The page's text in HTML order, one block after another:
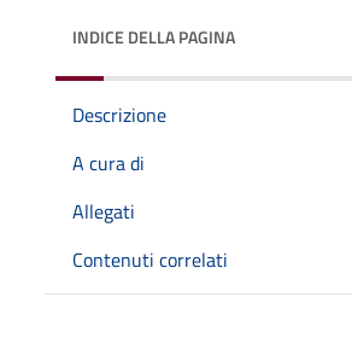
INDICE DELLA PAGINA
Descrizione
A cura di
Allegati
Contenuti correlati